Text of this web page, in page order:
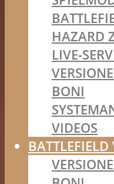
HAZARD
LIVE-
BONI
VIDEOS
BATTLEFIELD